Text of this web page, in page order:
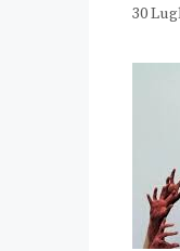
30